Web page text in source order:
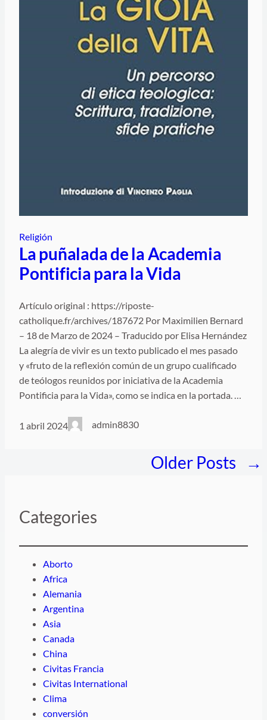
Religión
La puñalada de la Academia
Pontificia para la Vida
Artículo original : https://riposte-
catholique.fr/archives/187672 Por Maximilien Bernard
– 18 de Marzo de 2024 – Traducido por Elisa Hernández
La alegría de vivir es un texto publicado el mes pasado
y «fruto de la reflexión común de un grupo cualificado
de teólogos reunidos por iniciativa de la Academia
Pontificia para la Vida», como se indica en la portada. …
1 abril 2024 admin8830
Older Posts →
Categories
Aborto
Africa
Alemania
Argentina
Asia
Canada
China
Civitas Francia
Civitas International
Clima
conversión